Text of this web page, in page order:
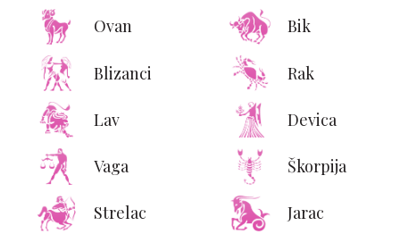
Ovan Bik
Blizanci Rak
Lav Devica
Vaga Škorpija
Strelac Jarac